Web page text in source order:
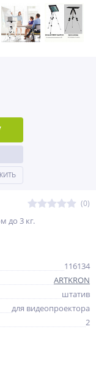
(0)
до 3 кг.
116134
ARTKRON
штатив
для видеопроектора
2